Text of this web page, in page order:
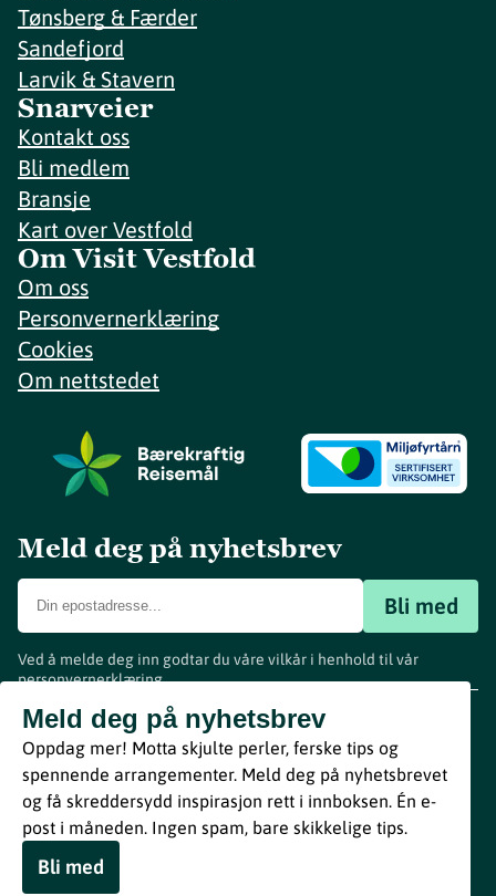
Tønsberg & Færder
Sandefjord
Larvik & Stavern
Snarveier
Kontakt oss
Bli medlem
Bransje
Kart over Vestfold
Om Visit Vestfold
Om oss
Personvernerklæring
Cookies
Om nettstedet
Meld deg på nyhetsbrev
Bli med
Ved å melde deg inn godtar du våre vilkår i henhold til vår
personvernerklæring.
Meld deg på nyhetsbrev
Oppdag mer! Motta skjulte perler, ferske tips og
spennende arrangementer. Meld deg på nyhetsbrevet
og få skreddersydd inspirasjon rett i innboksen. Én e-
post i måneden. Ingen spam, bare skikkelige tips.
Bli med
www.visitvestfold.com
Turistinformasjon
Vestfold Fylkeskommune
ByBreakfast